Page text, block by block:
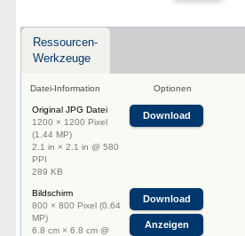
Ressourcen-
Werkzeuge
Datei-Information Optionen
Original JPG Datei
1200 × 1200 Pixel
(1.44 MP)
2.1 in × 2.1 in @ 580
PPI
289 KB
Download
Bildschirm
800 × 800 Pixel (0.64
MP)
6.8 cm × 6.8 cm @
Download
Anzeigen